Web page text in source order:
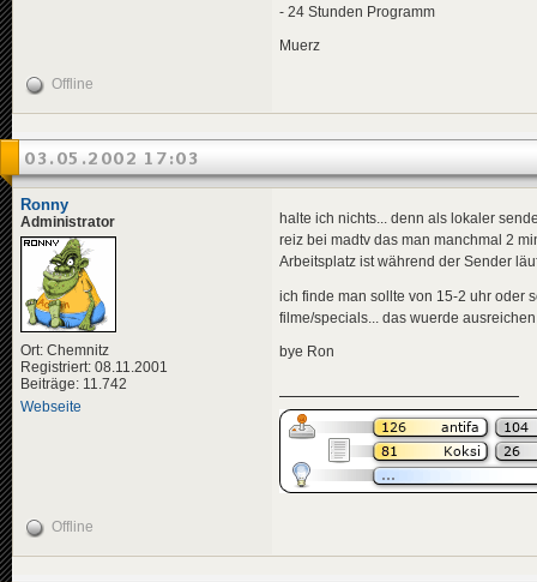
- 24 Stunden Programm
Muerz
Offline
03.05.2002 17:03
Ronny
Administrator
Ort: Chemnitz
Registriert: 08.11.2001
Beiträge: 11.742
Webseite
halte ich nichts... denn als lokaler
reiz bei madtv das man manchmal 2
Arbeitsplatz ist während der Sender
ich finde man sollte von 15-2 uhr oder
filme/specials... das wuerde
bye Ron
Offline